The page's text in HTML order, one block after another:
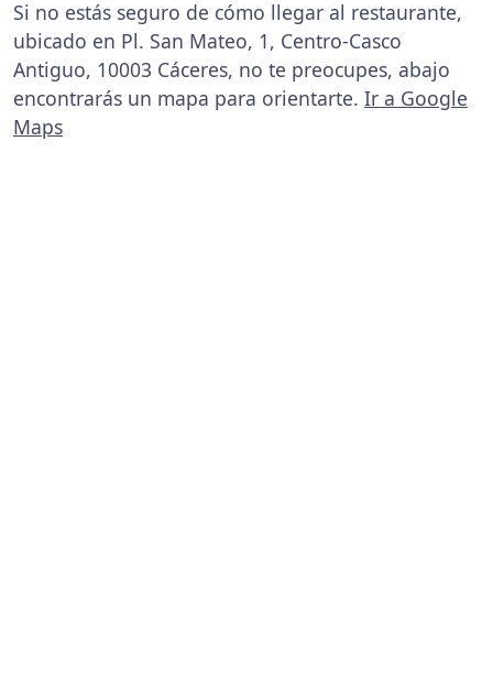
Si no estás seguro de cómo llegar al restaurante,
ubicado en Pl. San Mateo, 1, Centro-Casco
Antiguo, 10003 Cáceres, no te preocupes, abajo
encontrarás un mapa para orientarte. Ir a Google
Maps